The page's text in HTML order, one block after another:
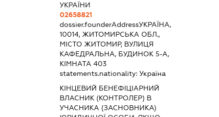
УКРАЇНИ
02658821
dossier.founderAddressУКРАЇНА,
10014, ЖИТОМИРСЬКА ОБЛ.,
МІСТО ЖИТОМИР, ВУЛИЦЯ
КАФЕДРАЛЬНА, БУДИНОК 5-А,
КІМНАТА 403
statements.nationality: Україна
КІНЦЕВИЙ БЕНЕФІЦІАРНИЙ
ВЛАСНИК (КОНТРОЛЕР) В
УЧАСНИКА (ЗАСНОВНИКА)